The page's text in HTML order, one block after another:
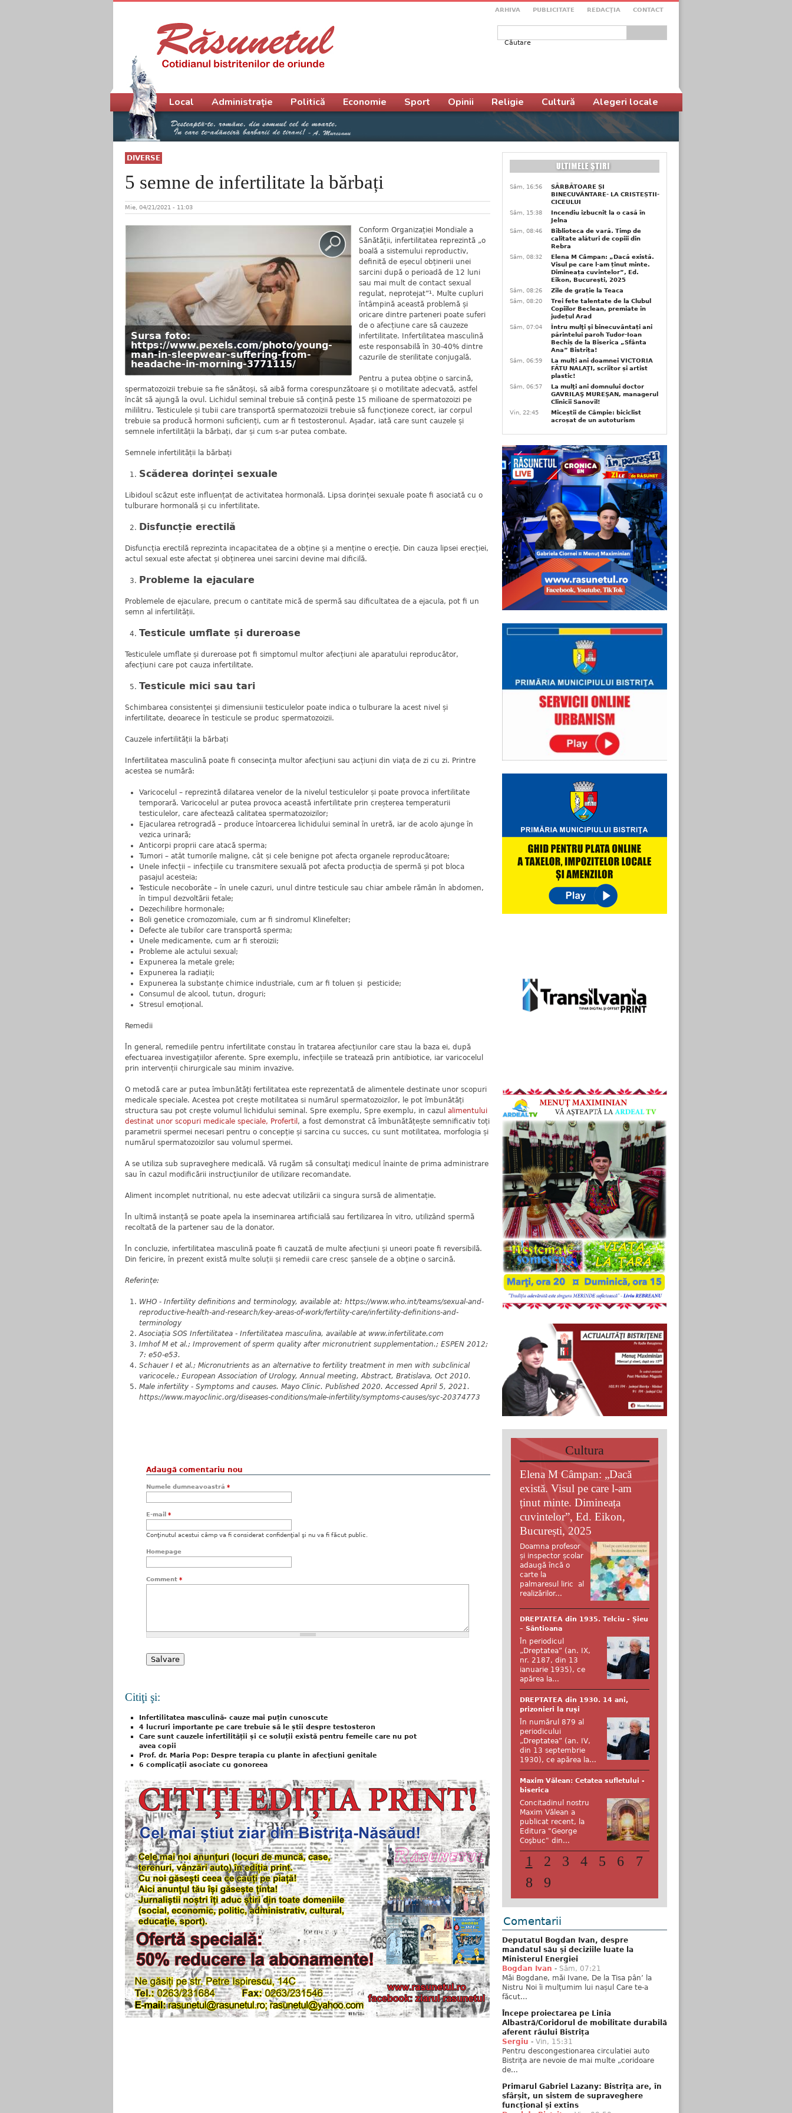
ARHIVA PUBLICITATE REDACŢIA CONTACT
Formular de căutare
DIVERSE
5 semne de infertilitate la bărbați
Mie, 04/21/2021 - 11:03
Sursa foto:
https://www.pexels.com/photo/young-
man-in-sleepwear-suffering-from-
headache-in-morning-3771115/
Conform Organizației Mondiale a
Sănătății, infertilitatea reprezintă „o
boală a sistemului reproductiv,
definită de eșecul obținerii unei
sarcini după o perioadă de 12 luni
sau mai mult de contact sexual
regulat, neprotejat”¹. Multe cupluri
întâmpină această problemă și
oricare dintre parteneri poate suferi
de o afecțiune care să cauzeze
infertilitate. Infertilitatea masculină
este responsabilă în 30-40% dintre
cazurile de sterilitate conjugală.
Pentru a putea obține o sarcină,
spermatozoizii trebuie sa fie sănătoși, să aibă forma corespunzătoare și o motilitate adecvată, astfel
încât să ajungă la ovul. Lichidul seminal trebuie să conțină peste 15 milioane de spermatozoizi pe
mililitru. Testiculele și tubii care transportă spermatozoizii trebuie să funcționeze corect, iar corpul
trebuie sa producă hormoni suficienți, cum ar fi testosteronul. Așadar, iată care sunt cauzele și
semnele infertilității la bărbați, dar și cum s-ar putea combate.
Semnele infertilității la bărbați
Scăderea dorinței sexuale
Libidoul scăzut este influențat de activitatea hormonală. Lipsa dorinței sexuale poate fi asociată cu o
tulburare hormonală și cu infertilitate.
Disfuncție erectilă
Disfuncția erectilă reprezinta incapacitatea de a obține și a menține o erecție. Din cauza lipsei erecției,
actul sexual este afectat și obținerea unei sarcini devine mai dificilă.
Probleme la ejaculare
Problemele de ejaculare, precum o cantitate mică de spermă sau dificultatea de a ejacula, pot fi un
semn al infertilității.
Testicule umflate și dureroase
Testiculele umflate și dureroase pot fi simptomul multor afecțiuni ale aparatului reproducător,
afecțiuni care pot cauza infertilitate.
Testicule mici sau tari
Schimbarea consistenței și dimensiunii testiculelor poate indica o tulburare la acest nivel și
infertilitate, deoarece în testicule se produc spermatozoizii.
Cauzele infertilității la bărbați
Infertilitatea masculină poate fi consecința multor afecțiuni sau acțiuni din viața de zi cu zi. Printre
acestea se numără:
Varicocelul – reprezintă dilatarea venelor de la nivelul testiculelor și poate provoca infertilitate
temporară. Varicocelul ar putea provoca această infertilitate prin creșterea temperaturii
testiculelor, care afectează calitatea spermatozoizilor;
Ejacularea retrogradă – produce întoarcerea lichidului seminal în uretră, iar de acolo ajunge în
vezica urinară;
Anticorpi proprii care atacă sperma;
Tumori – atât tumorile maligne, cât și cele benigne pot afecta organele reproducătoare;
Unele infecții – infecțiile cu transmitere sexuală pot afecta producția de spermă și pot bloca
pasajul acesteia;
Testicule necoborâte – în unele cazuri, unul dintre testicule sau chiar ambele rămân în abdomen,
în timpul dezvoltării fetale;
Dezechilibre hormonale;
Boli genetice cromozomiale, cum ar fi sindromul Klinefelter;
Defecte ale tubilor care transportă sperma;
Unele medicamente, cum ar fi steroizii;
Probleme ale actului sexual;
Expunerea la metale grele;
Expunerea la radiații;
Expunerea la substanțe chimice industriale, cum ar fi toluen și pesticide;
Consumul de alcool, tutun, droguri;
Stresul emoțional.
Remedii
În general, remediile pentru infertilitate constau în tratarea afecțiunilor care stau la baza ei, după
efectuarea investigațiilor aferente. Spre exemplu, infecțiile se tratează prin antibiotice, iar varicocelul
prin intervenții chirurgicale sau minim invazive.
O metodă care ar putea îmbunătăți fertilitatea este reprezentată de alimentele destinate unor scopuri
medicale speciale. Acestea pot crește motilitatea si numărul spermatozoizilor, le pot îmbunătăți
structura sau pot crește volumul lichidului seminal. Spre exemplu, Spre exemplu, in cazul alimentului
destinat unor scopuri medicale speciale, Profertil , a fost demonstrat că îmbunătățește semnificativ toți
parametrii spermei necesari pentru o concepție și sarcina cu succes, cu sunt motilitatea, morfologia și
numărul spermatozoizilor sau volumul spermei.
A se utiliza sub supraveghere medicală. Vă rugăm să consultaţi medicul înainte de prima administrare
sau în cazul modificării instrucţiunilor de utilizare recomandate.
Aliment incomplet nutritional, nu este adecvat utilizării ca singura sursă de alimentație.
În ultimă instanță se poate apela la inseminarea artificială sau fertilizarea în vitro, utilizând spermă
recoltată de la partener sau de la donator.
În concluzie, infertilitatea masculină poate fi cauzată de multe afecțiuni și uneori poate fi reversibilă.
Din fericire, în prezent există multe soluții și remedii care cresc șansele de a obține o sarcină.
Referințe:
WHO - Infertility definitions and terminology, available at: https://www.who.int/teams/sexual-and-
reproductive-health-and-research/key-areas-of-work/fertility-care/infertility-definitions-and-
terminology
Asociația SOS Infertilitatea - Infertilitatea masculina, available at www.infertilitate.com
Imhof M et al.; Improvement of sperm quality after micronutrient supplementation.; ESPEN 2012;
7: e50-e53.
Schauer I et al.; Micronutrients as an alternative to fertility treatment in men with subclinical
varicocele.; European Association of Urology, Annual meeting, Abstract, Bratislava, Oct 2010.
Male infertility - Symptoms and causes. Mayo Clinic. Published 2020. Accessed April 5, 2021.
https://www.mayoclinic.org/diseases-conditions/male-infertility/symptoms-causes/syc-20374773
Adaugă comentariu nou
Numele dumneavoastră *
E-mail *
Conţinutul acestui câmp va fi considerat confidenţial şi nu va fi făcut public.
Homepage
Comment *
Citiţi şi:
Infertilitatea masculină- cauze mai puțin cunoscute
4 lucruri importante pe care trebuie să le știi despre testosteron
Care sunt cauzele infertilității și ce soluții există pentru femeile care nu pot
avea copii
Prof. dr. Maria Pop: Despre terapia cu plante în afecţiuni genitale
6 complicații asociate cu gonoreea
Meniu principal
Local Administrație Politică Economie Sport Opinii Religie Cultură Alegeri locale
Sâm, 16:56
SĂRBĂTOARE ȘI
BINECUVÂNTARE- LA CRISTEȘTII-
CICEULUI
Sâm, 15:38
Incendiu izbucnit la o casă în
Jelna
Sâm, 08:46
Biblioteca de vară. Timp de
calitate alături de copiii din
Rebra
Sâm, 08:32
Elena M Câmpan: „Dacă există.
Visul pe care l-am ținut minte.
Dimineața cuvintelor”, Ed.
Eikon, București, 2025
Sâm, 08:26
Zile de grație la Teaca
Sâm, 08:20
Trei fete talentate de la Clubul
Copiilor Beclean, premiate in
județul Arad
Sâm, 07:04
Întru mulţi şi binecuvântați ani
părintelui paroh Tudor-Ioan
Bechiș de la Biserica „Sfânta
Ana” Bistrița!
Sâm, 06:59
La mulți ani doamnei VICTORIA
FĂTU NALAŢI, scriitor și artist
plastic!
Sâm, 06:57
La mulţi ani domnului doctor
GAVRILAŞ MUREŞAN, managerul
Clinicii Sanovil!
Vin, 22:45
Miceștii de Câmpie: biciclist
acroșat de un autoturism
Cultura
Elena M Câmpan: „Dacă
există. Visul pe care l-am
ținut minte. Dimineața
cuvintelor”, Ed. Eikon,
București, 2025
Doamna profesor
și inspector școlar
adaugă încă o
carte la
palmaresul liric al
realizărilor...
DREPTATEA din 1935. Telciu - Șieu
– Sântioana
În periodicul
„Dreptatea” (an. IX,
nr. 2187, din 13
ianuarie 1935), ce
apărea la...
DREPTATEA din 1930. 14 ani,
prizonieri la ruși
În numărul 879 al
periodicului
„Dreptatea” (an. IV,
din 13 septembrie
1930), ce apărea la...
Maxim Vălean: Cetatea sufletului -
biserica
Concitadinul nostru
Maxim Vălean a
publicat recent, la
Editura "George
Coşbuc" din...
1 2 3 4 5 6
7
8
9
Comentarii
Deputatul Bogdan Ivan, despre
mandatul său și deciziile luate la
Ministerul Energiei
Bogdan Ivan - Sâm, 07:21
Măi Bogdane, măi Ivane, De la Tisa pân’ la
Nistru Noi îi mulțumim lui nașul Care te-a
făcut...
Începe proiectarea pe Linia
Albastră/Coridorul de mobilitate durabilă
aferent râului Bistrița
Sergiu - Vin, 15:31
Pentru descongestionarea circulatiei auto
Bistrița are nevoie de mai multe „coridoare
de...
Primarul Gabriel Lazany: Bistrița are, în
sfârșit, un sistem de supraveghere
funcțional și extins